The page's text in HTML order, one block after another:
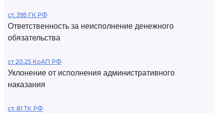
ст. 395 ГК РФ
Ответственность за неисполнение денежного
обязательства
ст 20.25 КоАП РФ
Уклонение от исполнения административного
наказания
ст. 81 ТК РФ